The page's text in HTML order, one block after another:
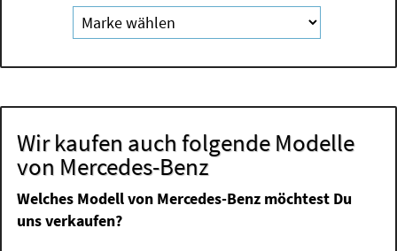
Wir kaufen auch folgende Modelle
von Mercedes-Benz
Welches Modell von Mercedes-Benz möchtest Du
uns verkaufen?